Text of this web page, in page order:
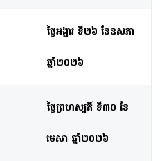
ថ្ងៃអង្គារ ទី២៦ ខែឧសភា
ឆ្នាំ២០២៦
ថ្ងៃព្រហស្បតិ៍ ទី៣០ ខែ
មេសា ឆ្នាំ២០២៦